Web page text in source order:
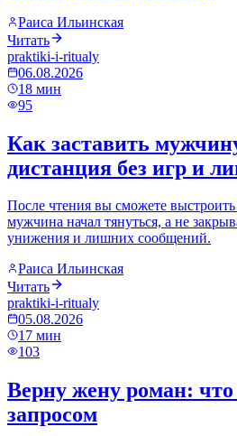
Раиса Ильинская
Читать
praktiki-i-ritualy
06.08.2026
18 мин
95
Как заставить
дистанция без игр и
После чтения вы сможете выстроить
мужчина начал тянуться, а не
унижения и лишних сообщений.
Раиса Ильинская
Читать
praktiki-i-ritualy
05.08.2026
17 мин
103
Верну жену роман:
запросом